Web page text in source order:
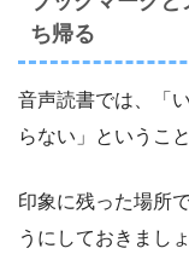
ち帰る
音声読書では、「
らない」というこ
印象に残った場所
うにしておきまし